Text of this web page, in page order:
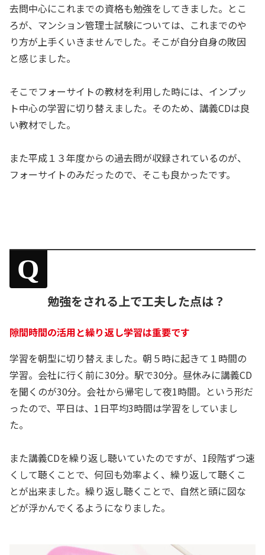
去問中心にこれまでの資格も勉強をしてきました。とこ
ろが、マンション管理士試験については、これまでのや
り方が上手くいきませんでした。そこが自分自身の敗因
と感じました。
そこでフォーサイトの教材を利用した時には、インプッ
ト中心の学習に切り替えました。そのため、講義CDは良
い教材でした。
また平成１３年度からの過去問が収録されているのが、
フォーサイトのみだったので、そこも良かったです。
Q
勉強をされる上で工夫した点は？
隙間時間の活用と繰り返し学習は重要です
学習を朝型に切り替えました。朝５時に起きて１時間の
学習。会社に行く前に30分。駅で30分。昼休みに講義CD
を聞くのが30分。会社から帰宅して夜1時間。という形だ
ったので、平日は、1日平均3時間は学習をしていまし
た。
また講義CDを繰り返し聴いていたのですが、1段階ずつ速
くして聴くことで、何回も効率よく、繰り返して聴くこ
とが出来ました。繰り返し聴くことで、自然と頭に図な
どが浮かんでくるようになりました。